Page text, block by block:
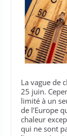
La vague de
25 juin.
limité à un
de l’Europe
chaleur
qui ne sont